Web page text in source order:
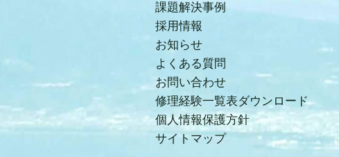
課題解決事例
採用情報
お知らせ
よくある質問
お問い合わせ
修理経験一覧表ダウンロード
個人情報保護方針
サイトマップ